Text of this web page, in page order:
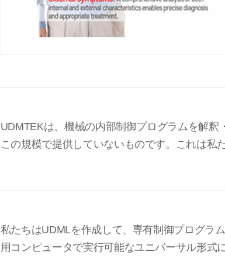
UDMTEKは、機械の内部制御プログラムを解
この規模で提供していないものです。これは私
私たちはUDMLを作成して、専有制御プログラ
用コンピュータで実行可能なユニバーサル形式